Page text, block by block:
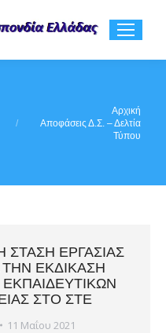
Αρχική
Αποφάσεις Δ.Σ. – Δελτία
Τύπου
ΣΤΑΣΗ ΕΡΓΑΣΙΑΣ
ΕΚΔΙΚΑΣΗ
ΣΤΟ ΣΤΕ
11 Μαΐου 2021